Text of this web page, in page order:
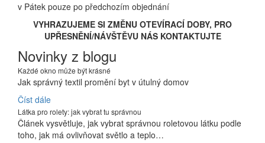
v Pátek pouze po předchozím objednání
VYHRAZUJEME SI ZMĚNU OTEVÍRACÍ DOBY, PRO
UPŘESNĚNÍ/NÁVŠTĚVU NÁS KONTAKTUJTE
Novinky z blogu
Každé okno může být krásné
Jak správný textil promění byt v útulný domov
Číst dále
Látka pro rolety: jak vybrat tu správnou
Článek vysvětluje, jak vybrat správnou roletovou látku podle
toho, jak má ovlivňovat světlo a teplo…